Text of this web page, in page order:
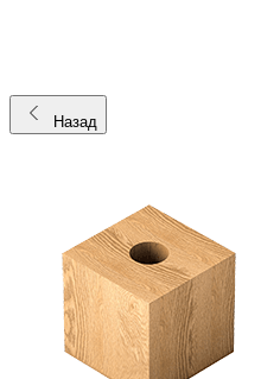
Назад